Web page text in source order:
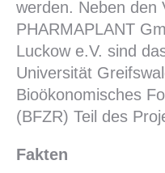
werden. Neben den
PHARMAPLANT
Luckow e.V. sind
Universität
Bioökonomisches
(BFZR) Teil des
Fakten